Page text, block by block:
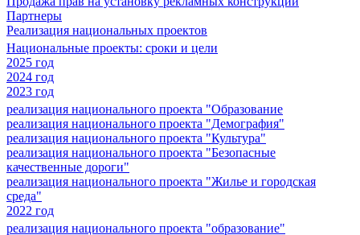
Партнеры
Реализация национальных проектов
Национальные проекты: сроки и цели
2025 год
2024 год
2023 год
реализация национального проекта "Образование
реализация национального проекта "Демография"
реализация национального проекта "Культура"
реализация национального проекта "Безопасные
качественные дороги"
реализация национального проекта "Жилье и городская
среда"
2022 год
реализация национального проекта "образование"